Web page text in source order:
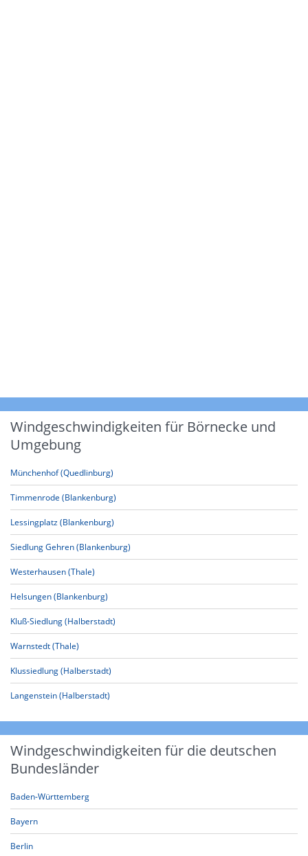
Windgeschwindigkeiten für Börnecke und
Umgebung
Münchenhof (Quedlinburg)
Timmenrode (Blankenburg)
Lessingplatz (Blankenburg)
Siedlung Gehren (Blankenburg)
Westerhausen (Thale)
Helsungen (Blankenburg)
Kluß-Siedlung (Halberstadt)
Warnstedt (Thale)
Klussiedlung (Halberstadt)
Langenstein (Halberstadt)
Windgeschwindigkeiten für die deutschen
Bundesländer
Baden-Württemberg
Bayern
Berlin